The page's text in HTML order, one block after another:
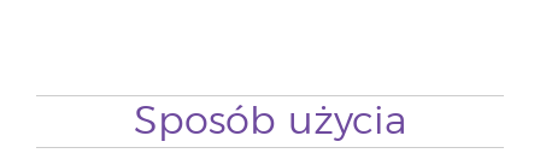
Sposób użycia